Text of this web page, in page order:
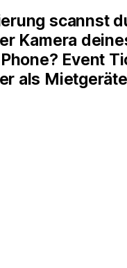
scannst
Kamera
Event
als